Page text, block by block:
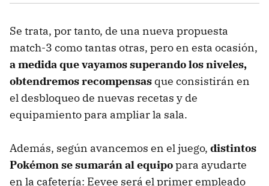
Se trata, por tanto, de una nueva propuesta
match-3 como tantas otras, pero en esta ocasión,
a medida que vayamos superando los niveles,
obtendremos recompensas que consistirán en
el desbloqueo de nuevas recetas y de
equipamiento para ampliar la sala.
Además, según avancemos en el juego, distintos
Pokémon se sumarán al equipopara ayudarte
en la cafetería: Eevee será el primer empleado